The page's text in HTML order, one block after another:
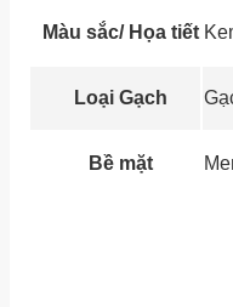
Màu sắc/ Họa tiết
Loại Gạch
Bề mặt